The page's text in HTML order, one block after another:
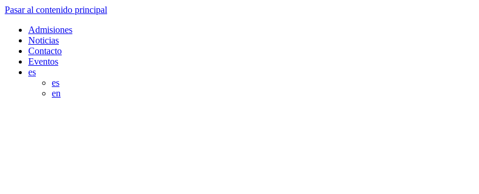
Pasar al contenido principal
Admisiones
Noticias
Contacto
Eventos
es
es
en